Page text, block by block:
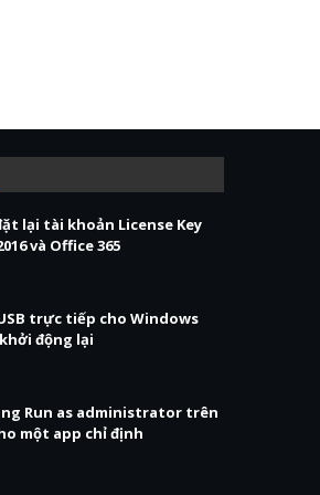
lại tài khoản License Key
và Office 365
trực tiếp cho Windows
động lại
Run as administrator trên
một app chỉ định